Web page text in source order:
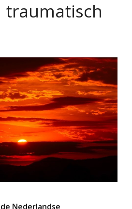
traumatisch
Nederlandse